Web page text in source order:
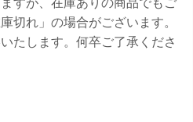
すが、在庫ありの商品でもご
切れ」の場合がございます。
たします。何卒ご了承くださ